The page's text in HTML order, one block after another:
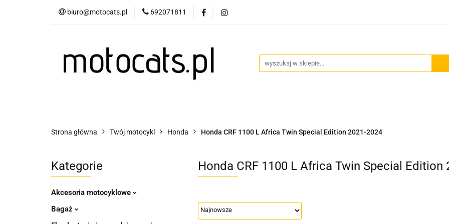
biuro@motocats.pl 692071811
Twój motocykl Akcesoria motocyklowe
Wydechy motocyklowe Odzież termoaktywna Blog
Strona główna Twój motocykl Honda Honda CRF 1100 L Africa Twin Special Edition 2021-2024
Kategorie
Akcesoria motocyklowe
Bagaż
Honda CRF 1100 L Africa Twin Special Edition